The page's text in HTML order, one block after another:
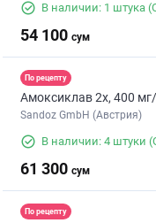
В наличии: 1 штука
54 100 сум
По рецепту
Амоксиклав 2х, 400
Sandoz GmbH (Австрия)
В наличии: 4 штуки
61 300 сум
По рецепту